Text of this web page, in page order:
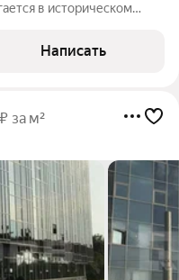
в историческом
вокзала, в шаговой
Написать
за м²